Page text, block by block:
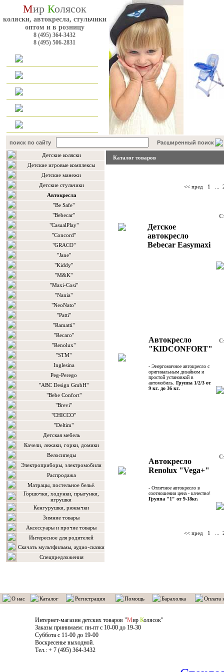
Мир Колясок
коляски, автокресла, стульчики
оптом и в розницу
8 (495) 364-3432
8 (495) 506-2831
поиск по сайту Расширенный поиск
Детские коляски
Детские игровые комплексы
Детские манежи
Детские стульчики
Автокресла
"Be Safe"
"Bebecar"
"CasualPlay"
"Concord"
"GRACO"
"Jane"
"Kiddy"
"M&K"
"Maxi-Cosi"
"Nania"
"NeoNato"
"Patti"
"Ramatti"
"Recaro"
"Renolux"
"STM"
Inglesina
Peg-Perego
"ABC Design GmbH"
"Bebe Confort"
"Brevi"
"CHICCO"
"Deltim"
Детская мебель
Качели, лежаки, горки, домики
Велосипеды
Электроприборы, электромобили
Распродажа
Матрацы, постельное бельё.
Горшочки, ходунки, прыгунки,
игрушки
Кенгурушки, рюкзачки
Зимние товары
Аксессуары и прочие товары
Интересное для родителей
Скачать мультфильмы, аудио-сказки
Спецпредложения
Каталог товаров
<< пред 1
Детское
автокресло
Bebecar Easymaxi
Автокресло
"KIDCONFORT"
- Энергомичное автокресло с
оригинальным дизайном и
простой установкой в
автомобиль. Группа 1/2/3 от
9 кг. до 36 кг.
Автокресло
Renolux "Vega+"
- Отличное автокресло в
соотношении цена - качество!
Группа "1" от 9-18кг.
<< пред 1
О нас Каталог Регистрация Помощь Барахолка Оплата
Интернет-магазин детских товаров "Мир Колясок"
Заказы принимаем: пн-пт с 10-00 до 19-30
Суббота с 11-00 до 19-00
Воскресенье выходной.
Тел.: + 7 (495) 364-3432